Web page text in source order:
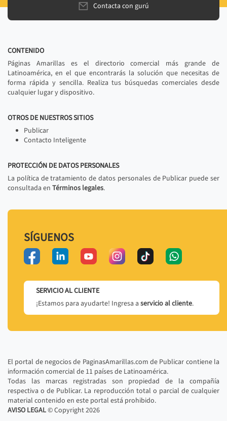
Contacta con gurú
CONTENIDO
Páginas Amarillas es el directorio comercial más grande de
Latinoamérica, en el que encontrarás la solución que necesitas de
forma rápida y sencilla. Realiza tus búsquedas comerciales desde
cualquier lugar y dispositivo.
OTROS DE NUESTROS SITIOS
Publicar
Contacto Inteligente
PROTECCIÓN DE DATOS PERSONALES
La política de tratamiento de datos personales de Publicar puede ser
consultada en Términos legales.
SÍGUENOS
SERVICIO AL CLIENTE
¡Estamos para ayudarte! Ingresa a servicio al cliente.
El portal de negocios de PaginasAmarillas.com de Publicar contiene la
información comercial de 11 países de Latinoamérica.
Todas las marcas registradas son propiedad de la compañía
respectiva o de Publicar. La reproducción total o parcial de cualquier
material contenido en este portal está prohibido.
AVISO LEGAL© Copyright2026